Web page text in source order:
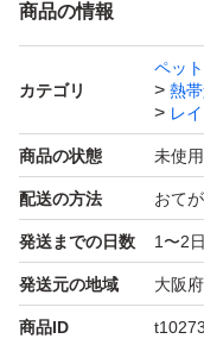
☆薬品の洗浄は行っ
☆☆アクアリウム等に
水を行っていただき
・色目は濃い・淡い
・写真に写らない割
カビ跡が残ったよう
す。 ・梱包には留意
に折れてしまう場合
商品の情報
カテゴリ
ペッ
熱
レ
商品の状態 未使用
配送の方法 おて
発送までの日数 1〜2
発送元の地域 大阪府
商品ID